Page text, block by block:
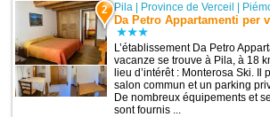
2 Pila Province de Verceil
Da Petro Appartamenti per
L’établissement Da Petro
vacanze se trouve à Pila, à 18
lieu d’intérêt : Monterosa Ski. Il
salon commun et un parking
De nombreux équipements et
sont fournis ...